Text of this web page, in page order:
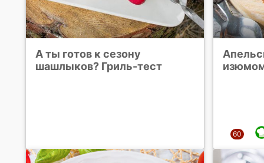
А ты готов к сезону
шашлыков? Гриль-тест